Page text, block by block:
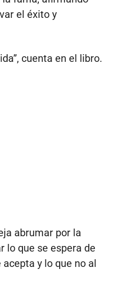
el éxito y
cuenta en el libro.
abrumar por la
lo que se espera de
y lo que no al